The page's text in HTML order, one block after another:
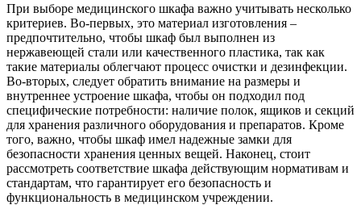
При выборе медицинского шкафа важно учитывать несколько
критериев. Во-первых, это материал изготовления –
предпочтительно, чтобы шкаф был выполнен из
нержавеющей стали или качественного пластика, так как
такие материалы облегчают процесс очистки и дезинфекции.
Во-вторых, следует обратить внимание на размеры и
внутреннее устроение шкафа, чтобы он подходил под
специфические потребности: наличие полок, ящиков и секций
для хранения различного оборудования и препаратов. Кроме
того, важно, чтобы шкаф имел надежные замки для
безопасности хранения ценных вещей. Наконец, стоит
рассмотреть соответствие шкафа действующим нормативам и
стандартам, что гарантирует его безопасность и
функциональность в медицинском учреждении.